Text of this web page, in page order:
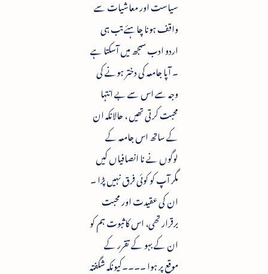
سیاست اور معاشیات سے
واقف ہونا چاہئے تب ہی
اردو ادب سمجھ میں آسکتا ہے
۔ آپا جامعہ کی دختر ہونے کی
وجہ سے اس سے بے انتہا
محبت کرتی تھیں ، حالانکہ ان
کے ساتھ اس جامعہ کے
لوگوں نے نا انصافیاں کیں
مگر آپ کو کوئی فرق نہیں پڑا ۔
ان کی عقیدت اور محبت
برقرار تھی، اس کا ثبوت ہم کو
ان کے بہو کے تقرر کے
موقع پر ہوا ۔۔۔۔کیونکہ شگفتہ